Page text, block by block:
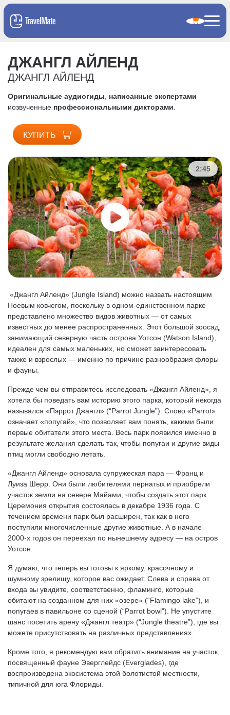
ДЖАНГЛ АЙЛЕНД
ДЖАНГЛ АЙЛЕНД
Оригинальные аудиогиды
написанные экспертами
иозвученные профессиональными дикторами
КУПИТЬ
2:45
«Джангл Айленд» (Jungle Island) можно назвать настоящим
Ноевым ковчегом, поскольку в одном-единственном парке
представлено множество видов животных — от самых
известных до менее распространенных. Этот большой зоосад,
занимающий северную часть острова Уотсон (Watson Island),
идеален для самых маленьких, но сможет заинтересовать
также и взрослых — именно по причине разнообразия флоры
и фауны.
Прежде чем вы отправитесь исследовать «Джангл Айленд», я
хотела бы поведать вам историю этого парка, который некогда
назывался «Пэррот Джангл» (“Parrot Jungle”). Слово «Parrot»
означает «попугай», что позволяет вам понять, какими были
первые обитатели этого места. Весь парк появился именно в
результате желания сделать так, чтобы попугаи и другие виды
птиц могли свободно летать.
«Джангл Айленд» основала супружеская пара — Франц и
Луиза Шерр. Они были любителями пернатых и приобрели
участок земли на севере Майами, чтобы создать этот парк.
Церемония открытия состоялась в декабре 1936 года. С
течением времени парк был расширен, так как в него
поступили многочисленные другие животные. А в начале
2000-х годов он переехал по нынешнему адресу — на остров
Уотсон.
Я думаю, что теперь вы готовы к яркому, красочному и
шумному зрелищу, которое вас ожидает. Слева и справа от
входа вы увидите, соответственно, фламинго, которые
обитают на созданном для них «озере» (“Flamingo lake”), и
попугаев в павильоне со сценой (“Parrot bowl”). Не упустите
шанс посетить арену «Джангл театр» (“Jungle theatre”), где вы
можете присутствовать на различных представлениях.
Кроме того, я рекомендую вам обратить внимание на участок,
посвященный фауне Эверглейдс (Everglades), где
воспроизведена экосистема этой болотистой местности,
типичной для юга Флориды.